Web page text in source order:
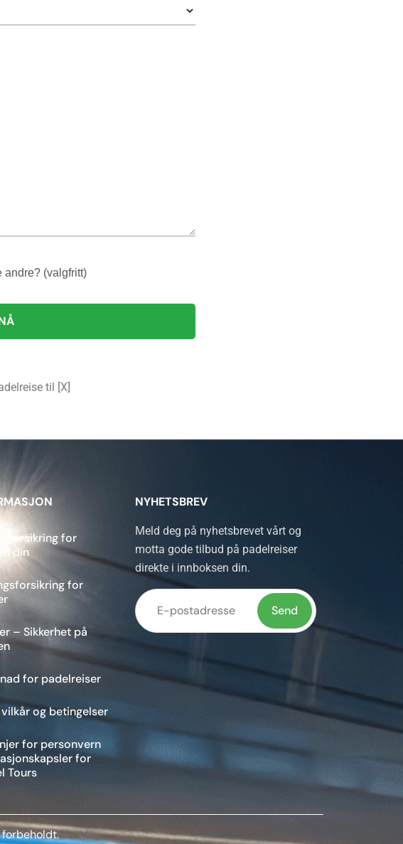
andre? (valgfritt)
til [X]
for
din
for
– Sikkerhet på
for padelreiser
og betingelser
for personvern
for
Tours
NYHETSBREV
Meld deg på nyhetsbrevet vårt og
motta gode tilbud på padelreiser
direkte i innboksen din.
feltet stå